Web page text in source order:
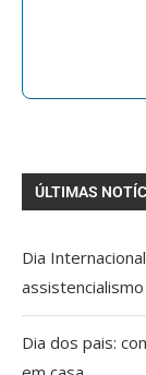
ÚLTIMAS
Dia
Dia dos pais: